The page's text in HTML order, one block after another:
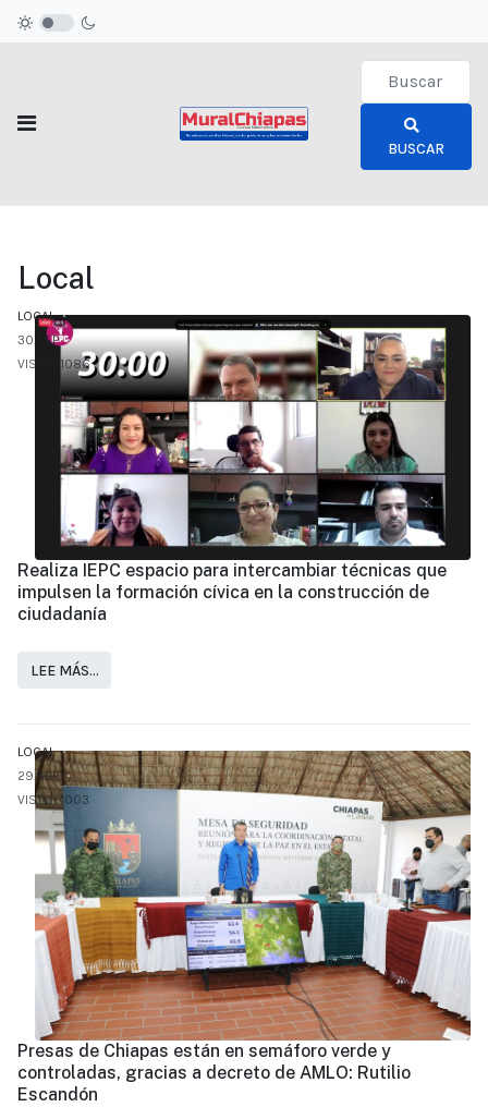
Type 2 or
BUSCAR
Local
LOCAL
30.SEP
VISTO: 1086
Realiza IEPC espacio para intercambiar técnicas que
impulsen la formación cívica en la construcción de
ciudadanía
LEE MÁS…
LOCAL
29.SEP
VISTO: 1003
Presas de Chiapas están en semáforo verde y
controladas, gracias a decreto de AMLO: Rutilio
Escandón